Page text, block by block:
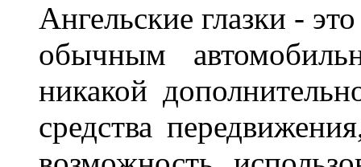
Ангельские глазки -
обычным
никакой
средства